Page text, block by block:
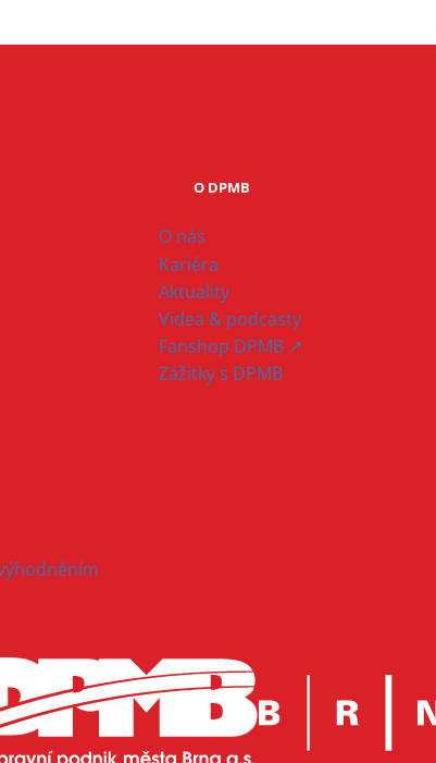
O DPMB
O nás
Kariéra
Aktuality
Videa & podcasty
Fanshop DPMB ↗
Zážitky s DPMB